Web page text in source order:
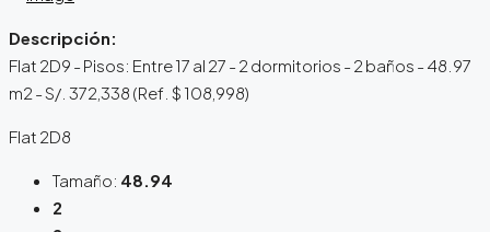
Descripción:
Flat 2D9 - Pisos: Entre 17 al 27 - 2 dormitorios - 2 baños - 48.97
m2 - S/. 372,338 (Ref. $ 108,998)
Flat 2D8
Tamaño: 48.94
2